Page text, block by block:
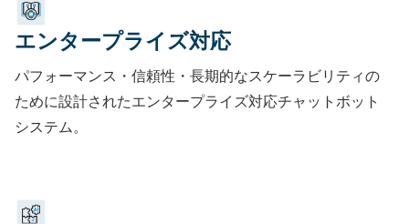
エンタープライズ対応
パフォーマンス・信頼性・長期的なスケーラビリティの
ために設計されたエンタープライズ対応チャットボット
システム。